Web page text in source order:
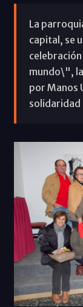
La
capital, se
mundo\",
por Manos
solidaridad